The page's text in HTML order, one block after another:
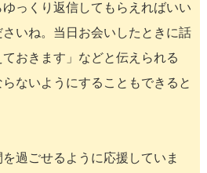
っくり返信してもらえればいい
いね。当日お会いしたときに話
おきます」などと伝えられる
ないようにすることもできると
過ごせるように応援していま